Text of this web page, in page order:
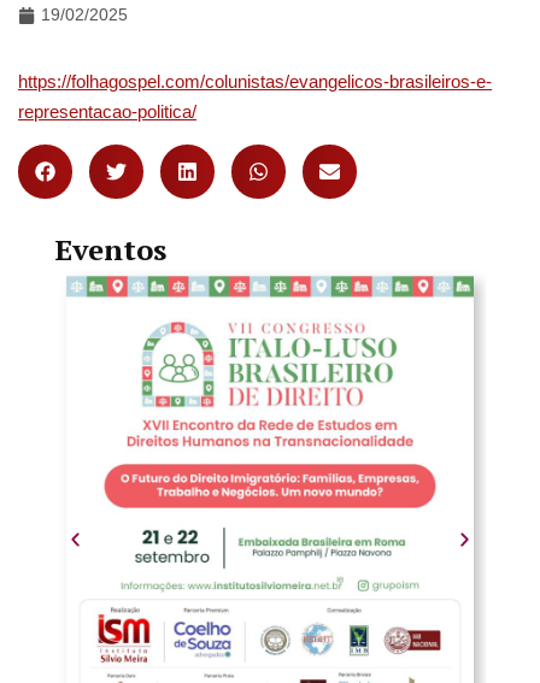
19/02/2025
https://folhagospel.com/colunistas/evangelicos-brasileiros-e-
representacao-politica/
Eventos